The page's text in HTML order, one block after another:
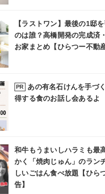
【ラストワン】最後の1邸
のは誰？高橋開発の完成済
お家まとめ【ひらつー不動産
PR
あの有名石けんを手づ
得する食のお話し会あるよ
和牛もうまいしハラミも最
かく「焼肉じゅん」のラン
しいごはん食べ放題【ひら
告】